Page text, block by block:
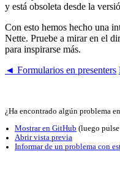
y está obsoleta desde la
Con esto hemos hecho una
Nette. Pruebe a mirar en el
para inspirarse más.
◄ Formularios en presenters